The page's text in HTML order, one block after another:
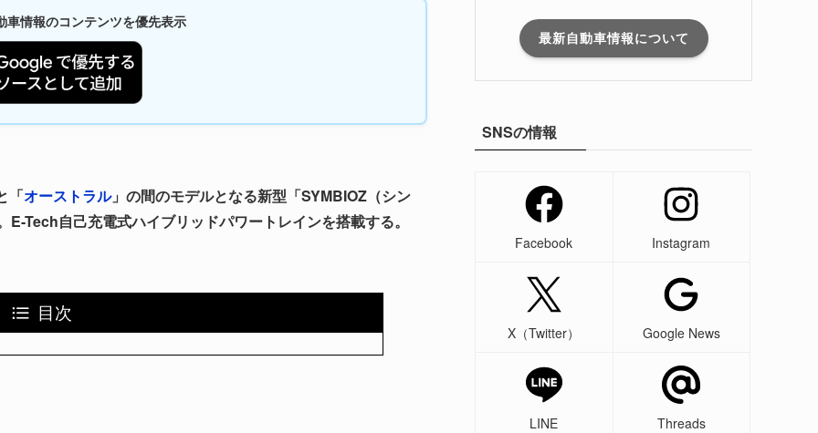
情報のコンテンツを優先表示
「オーストラル」の間のモデルとなる新型「SYMBIOZ（シン
Tech自己充電式ハイブリッドパワートレインを搭載する。
目次
最新自動車情報について
SNSの情報
Facebook Instagram
X（Twitter） Google News
LINE Threads